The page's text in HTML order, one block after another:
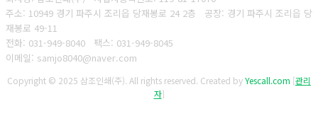
주소: 10949 경기 파주시 조리읍 당재봉로 24 2층 공장: 경기 파주시 조리읍 당
재봉로 49-11
전화: 031-949-8040
팩스: 031-949-8045
이메일: samjo8040@naver.com
Copyright © 2025 삼조인쇄(주). All rights reserved. Created byYescall.com [관리
자]